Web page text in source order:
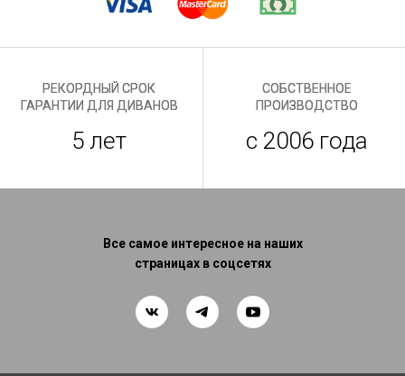
РЕКОРДНЫЙ СРОК
ГАРАНТИИ ДЛЯ ДИВАНОВ
5 лет
СОБСТВЕННОЕ
ПРОИЗВОДСТВО
с 2006 года
Все самое интересное на наших
страницах в соцсетях